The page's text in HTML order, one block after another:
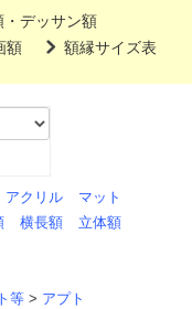
デッサン額
額
額縁サイズ表
アクリル
マット
横長額 立体額
等 > アプト